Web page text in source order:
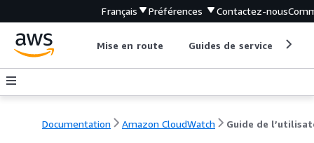
Français Préférences Contactez-nous
Mise en route Guides de service
Documentation Amazon CloudWatch Guide de